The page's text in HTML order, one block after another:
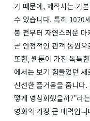
기 때문에, 제작사는 기
수 있습니다. 특히 1020
봉 전부터 자연스러운
곧 안정적인 관객 동원
또한, 웹툰이 가진 독특
에서는 보기 힘들었던
신선한 즐거움을 줍니다
떻게 영상화했을까?"라
영화의 가장 큰 매력입니